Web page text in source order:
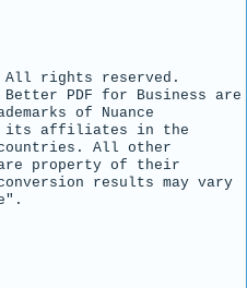
All rights reserved.
Better PDF for Business are
of Nuance
its affiliates in the
All other
property of their
results may vary